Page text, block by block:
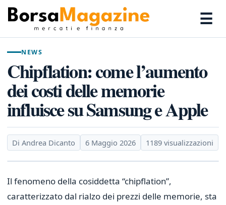
☰
NEWS
Chipflation: come l’aumento
dei costi delle memorie
influisce su Samsung e Apple
Di Andrea Dicanto 6 Maggio 2026 1189 visualizzazioni
Il fenomeno della cosiddetta “chipflation”,
caratterizzato dal rialzo dei prezzi delle memorie, sta